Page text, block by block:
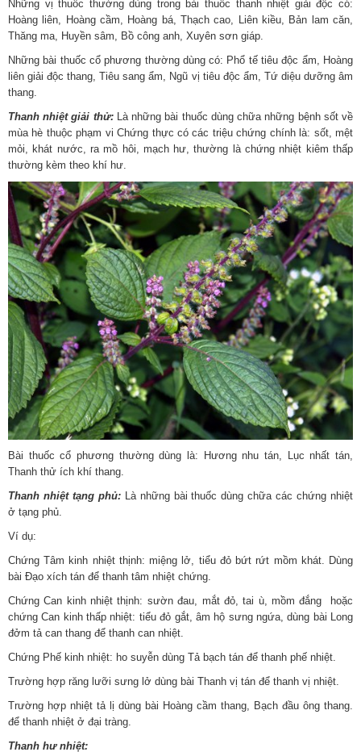
Những vị thuốc thường dùng trong bài thuốc thanh nhiệt giải độc có:
Hoàng liên, Hoàng cầm, Hoàng bá, Thạch cao, Liên kiều, Bản lam căn,
Thăng ma, Huyền sâm, Bồ công anh, Xuyên sơn giáp.
Những bài thuốc cổ phương thường dùng có: Phổ tế tiêu độc ẩm, Hoàng
liên giải độc thang, Tiêu sang ẩm, Ngũ vị tiêu độc ẩm, Tứ diệu dưỡng âm
thang.
Thanh nhiệt giải thử:
Là những bài thuốc dùng chữa những bệnh sốt về
mùa hè thuộc phạm vi Chứng thực có các triệu chứng chính là: sốt, mệt
mỏi, khát nước, ra mồ hôi, mạch hư, thường là chứng nhiệt kiêm thấp
thường kèm theo khí hư.
Bài thuốc cổ phương thường dùng là: Hương nhu tán, Lục nhất tán,
Thanh thử ích khí thang.
Thanh nhiệt tạng phủ: Là những bài thuốc dùng chữa các chứng nhiệt
ở tạng phủ.
Ví dụ:
Chứng Tâm kinh nhiệt thịnh: miệng lở, tiểu đỏ bứt rứt mồm khát. Dùng
bài Đạo xích tán để thanh tâm nhiệt chứng.
Chứng Can kinh nhiệt thịnh: sườn đau, mắt đỏ, tai ù, mồm đắng hoặc
chứng Can kinh thấp nhiệt: tiểu đỏ gắt, âm hộ sưng ngứa, dùng bài Long
đởm tả can thang để thanh can nhiệt.
Chứng Phế kinh nhiệt: ho suyễn dùng Tả bạch tán để thanh phế nhiệt.
Trường hợp răng lưỡi sưng lở dùng bài Thanh vị tán để thanh vị nhiệt.
Trường hợp nhiệt tả lị dùng bài Hoàng cầm thang, Bạch đầu ông thang.
để thanh nhiệt ở đại tràng.
Thanh hư nhiệt: